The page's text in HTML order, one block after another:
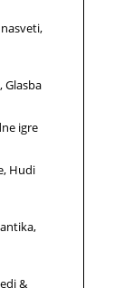
Glasba
igre
Hudi
&